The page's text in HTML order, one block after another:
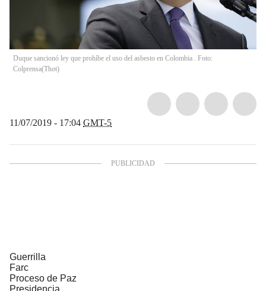
Duque sancionó ley que prohíbe el uso del asbesto en Colombia . Foto:
Colprensa(Thot)
11/07/2019 - 17:04 GMT-5
Guerrilla
Farc
Proceso de Paz
Presidencia